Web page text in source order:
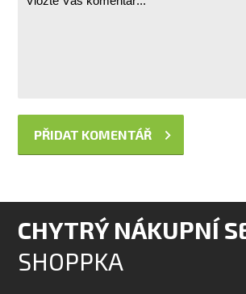
CHYTRÝ NÁKUPNÍ
SHOPPKA